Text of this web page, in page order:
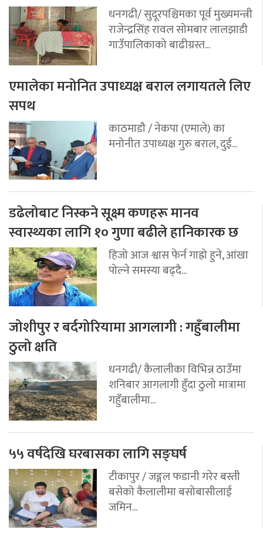
धनगढी/ सुदूरपश्चिमका पूर्व मुख्यमन्त्री
राजेन्द्रसिंह रावल सोमबार लालझाडी
गाउँपालिकाको बाढीग्रस्त...
एमालेका मनोनित उपाध्यक्ष बराल लगायतले लिए
सपथ
काठमाडौ / नेकपा (एमाले) का
मनोनीत उपाध्यक्ष गुरु बराल, दुई...
डढेलोबाट निस्कने सूक्ष्म कणहरू मानव
स्वास्थ्यका लागि १० गुणा बढीले हानिकारक छ
हिजो आज श्वास फेर्न गाह्रो हुने, आंखा
पोल्ने समस्या बढ्दै...
जोशीपुर र बर्दगोरियामा आगलागी : गहुँबालीमा
ठुलो क्षति
धनगढी/ कैलालीका विभिन्न ठाउँमा
शनिबार आगलागी हुँदा ठुलो मात्रामा
गहुँबालीमा...
५५ वर्षदेखि घरबासका लागि सङ्घर्ष
टीकापुर / जङ्गल फडानी गरेर बस्ती
बसेको कैलालीमा बसोबासीलाई
जमिन...